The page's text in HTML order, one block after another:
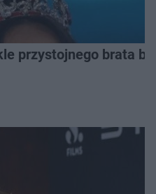
przystojnego brata